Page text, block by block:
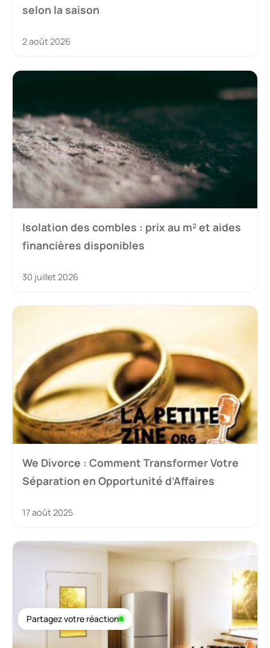
selon la saison
2 août 2026
Isolation des combles : prix au m² et aides
financières disponibles
30 juillet 2026
We Divorce : Comment Transformer Votre
Séparation en Opportunité d’Affaires
17 août 2025
Partagez votre réaction